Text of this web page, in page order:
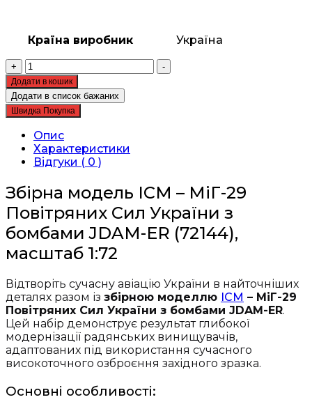
Країна виробник Україна
+
Збірна
модель
ICM
-
МіГ-29
Повітряних
Сил
України
бомбами
JDAM-
ER
(72144)
кількість
-
Додати в кошик
Додати в список бажаних
Швидка Покупка
Опис
Характеристики
Відгуки ( 0 )
Збірна модель ICM – МіГ-29
Повітряних Сил України з
бомбами JDAM-ER (72144),
масштаб 1:72
Відтворіть сучасну авіацію України в найточніших
деталях разом із збірною моделлю ICM – МіГ-29
Повітряних Сил України з бомбами JDAM-ER.
Цей набір демонструє результат глибокої
модернізації радянських винищувачів,
адаптованих під використання сучасного
високоточного озброєння західного зразка.
Основні особливості: